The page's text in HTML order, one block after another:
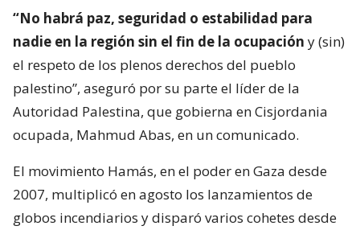
“No habrá paz, seguridad o estabilidad para
nadie en la región sin el fin de la ocupación y (sin)
el respeto de los plenos derechos del pueblo
palestino”, aseguró por su parte el líder de la
Autoridad Palestina, que gobierna en Cisjordania
ocupada, Mahmud Abas, en un comunicado.
El movimiento Hamás, en el poder en Gaza desde
2007, multiplicó en agosto los lanzamientos de
globos incendiarios y disparó varios cohetes desde